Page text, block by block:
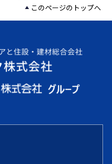
このページのトップへ